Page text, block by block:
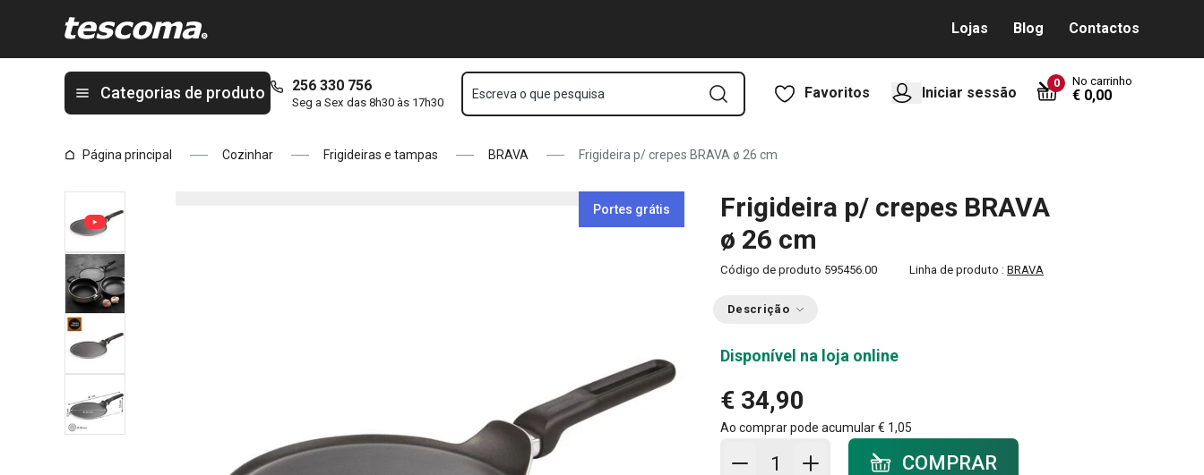
Lojas Blog Contactos
Categorias de produto 256 330 756
Seg a Sex das 8h30 às 17h30
Escreva o que pesquisa Favoritos Iniciar sessão
0 No carrinho
€ 0,00
Página principal Cozinhar Frigideiras e tampas BRAVA Frigideira p/ crepes BRAVA ø 26 cm
Portes grátis
Frigideira p/ crepes BRAVA
ø 26 cm
Código de produto 595456.00 Linha de produto : BRAVA
Descrição
Disponível na loja online
€ 34,90
Ao comprar pode acumular€ 1,05
Adicionar ao carrinho - quantidade
COMPRAR